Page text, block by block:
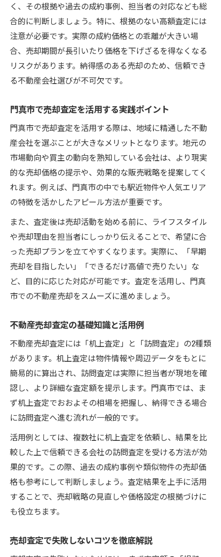
売却査定でよくある疑問とその解決策
不動産査定時のトラブル回避ポイント
おすすめの不動産査定で納得の対応を
査定額に納得できないときの対処法
売却査定で不安を感じた場合の対応策
く、その根拠や過去の成約事例、担当者の対応なども総
合的に判断しましょう。特に、根拠のない高額査定には
注意が必要です。実際の成約価格との乖離が大きい場
合、売却期間が長引いたり価格を下げざるを得なくなる
リスクがあります。納得感のある売却のため、信頼でき
る不動産会社選びが不可欠です。
門真市で売却査定を活用する実践ポイント
門真市で売却査定を活用する際は、地域に精通した不動
産会社を選ぶことが大きなメリットとなります。地元の
市場動向や買主の動向を熟知している会社は、より現実
的な売却価格の提示や、効果的な販売戦略を提案してく
れます。例えば、門真市の中でも駅近物件や人気エリア
の特徴を活かしたアピール方法が重要です。
また、査定後は売却活動を始める前に、ライフスタイル
や売却理由を担当者にしっかり伝えることで、希望に合
った売却プランを立てやすくなります。実際に、「早期
売却を目指したい」「できるだけ高値で売りたい」な
ど、目的に応じた対応が可能です。査定を活用し、門真
市での不動産売却をスムーズに進めましょう。
不動産売却査定の基礎知識と活用例
不動産売却査定には「机上査定」と「訪問査定」の2種類
があります。机上査定は物件情報や周辺データをもとに
簡易的に算出され、訪問査定は実際に担当者が現地を確
認し、より詳細な査定額を提示します。門真市では、ま
ず机上査定でおおよその相場を把握し、納得できる場合
に訪問査定へ進む流れが一般的です。
活用例としては、複数社に机上査定を依頼し、結果を比
較した上で信頼できる会社の訪問査定を受ける方法が効
果的です。この際、過去の成約事例や類似物件の売却価
格も参考にして判断しましょう。査定結果を上手に活用
することで、売却戦略の見直しや価格設定の根拠づけに
も役立ちます。
売却査定で失敗しないコツを徹底解説